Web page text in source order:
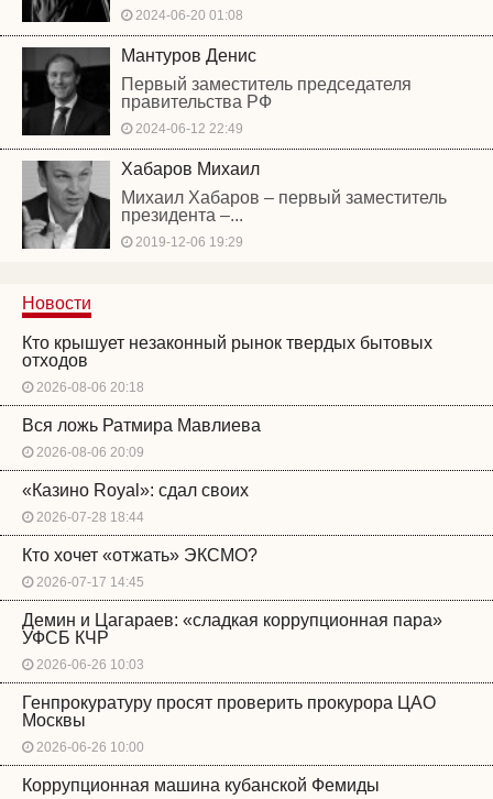
2024-06-20 01:08
Мантуров Денис
Первый заместитель председателя
правительства РФ
2024-06-12 22:49
Хабаров Михаил
Михаил Хабаров – первый заместитель
президента –...
2019-12-06 19:29
Новости
Кто крышует незаконный рынок твердых бытовых
отходов
2026-08-06 20:18
Вся ложь Ратмира Мавлиева
2026-08-06 20:09
«Казино Royal»: сдал своих
2026-07-28 18:44
Кто хочет «отжать» ЭКСМО?
2026-07-17 14:45
Демин и Цагараев: «сладкая коррупционная пара»
УФСБ КЧР
2026-06-26 10:03
Генпрокуратуру просят проверить прокурора ЦАО
Москвы
2026-06-26 10:00
Коррупционная машина кубанской Фемиды